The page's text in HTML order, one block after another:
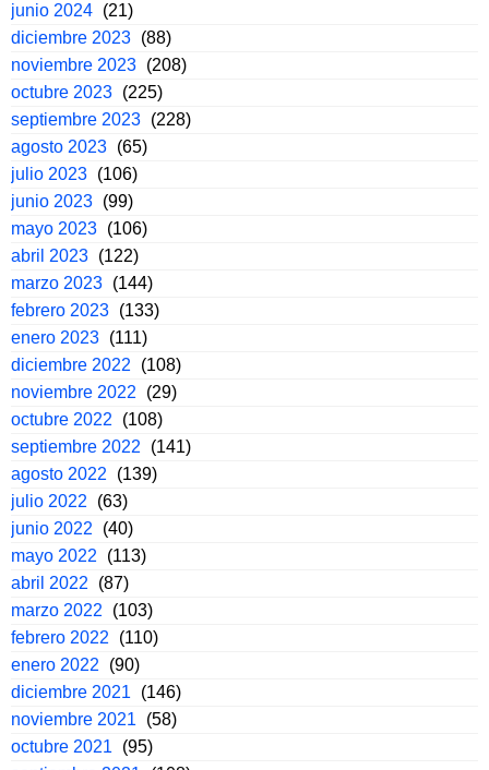
junio 2024 (21)
diciembre 2023 (88)
noviembre 2023 (208)
octubre 2023 (225)
septiembre 2023 (228)
agosto 2023 (65)
julio 2023 (106)
junio 2023 (99)
mayo 2023 (106)
abril 2023 (122)
marzo 2023 (144)
febrero 2023 (133)
enero 2023 (111)
diciembre 2022
(108)
noviembre 2022
(29)
octubre 2022
(108)
septiembre 2022
(141)
agosto 2022
(139)
julio 2022
(63)
junio 2022
(40)
mayo 2022
(113)
abril 2022
(87)
marzo 2022
(103)
febrero 2022
(110)
enero 2022
(90)
diciembre 2021
(146)
noviembre 2021
(58)
octubre 2021
(95)